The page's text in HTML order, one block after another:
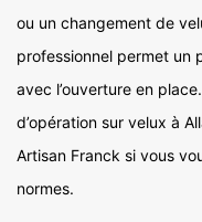
ou un changement de
professionnel permet un
avec l’ouverture en
d’opération sur velux à
Artisan Franck si vous
normes.